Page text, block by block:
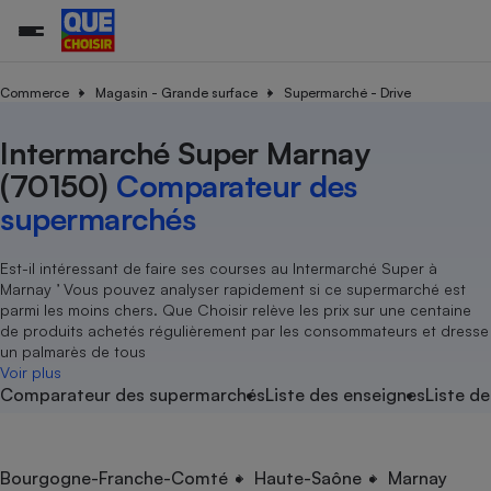
Commerce Magasin - Grande surface Supermarché - Drive
Intermarché Super Marnay
(70150) Comparateur des
supermarchés
Est-il intéressant de faire ses courses au Intermarché Super à
Marnay ’ Vous pouvez analyser rapidement si ce supermarché est
parmi les moins chers. Que Choisir relève les prix sur une centaine
de produits achetés régulièrement par les consommateurs et dresse
un palmarès de tous
Voir plus
Comparateur des supermarchésListe des enseignesListe
Bourgogne-Franche-Comté Haute-Saône Marnay
Agriculture
Produit alimentaire
Achat - Vente - Location
Carburant
Magasin - Grande surface
Marketing - Fidélisation
Organismes de défense
Système judiciaire
Air
Eau
Achat - Vente - Travaux
Location
Sport
Vacances - Tourisme
électrique
Démarche administrative
Senior
Service marchand
Train
Transport aérien
Toutes les actualités
Enquêtes
Guides d'achat
Conseils
Brèves
Tous les services
Soumettre un litige
Lettres types
Rencontrer une association locale
Tous nos combats
Nos actions
Nos grandes victoires
Les billets de la présidente
Nos associations locales
Nous rejoindre
En savoir plus sur Que Choisir Ensemble
nous ?
L’association
Nos missions
Notre méthodologie
Notre financement
Nos partenaires
Nous rejoindre